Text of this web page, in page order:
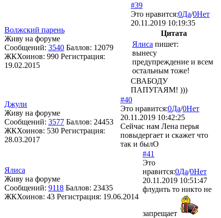
Волжский парень
Живу на форуме
Сообщений: 3540 Баллов: 12079
ЖКХоинов: 990 Регистрация:
19.02.2015
#39
Это нравится:0Да/0Нет
20.11.2019 10:19:35
Цитата
Ялиса пишет:
вынесу
предупреждение и всем
остальным тоже!
СВАБОДУ
ПАПУГАЯМ! )))
Джули
Живу на форуме
Сообщений: 3577 Баллов: 24453
ЖКХоинов: 530 Регистрация:
28.03.2017
#40
Это нравится:0Да/0Нет
20.11.2019 10:42:25
Сейчас нам Лена перья
повыдергает и скажет что
так и былО
Ялиса
Живу на форуме
Сообщений: 9118 Баллов: 23435
ЖКХоинов: 43 Регистрация: 19.06.2014
#41
Это
нравится:0Да/0Нет
20.11.2019 10:51:47
флудить то никто не
запрещает